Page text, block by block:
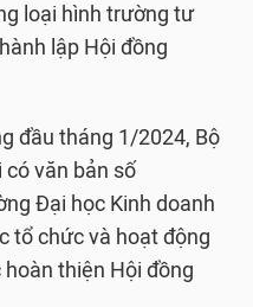
loại hình trường tư
lập Hội đồng
đầu tháng 1/2024, Bộ
có văn bản số
Đại học Kinh doanh
tổ chức và hoạt động
thiện Hội đồng